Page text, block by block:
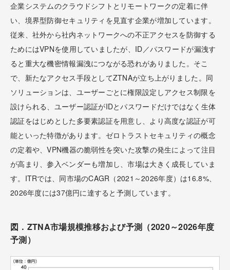
企業システムのクラウドシフトとリモートワークの定着に伴
い、境界型防御セキュリティを見直す企業が増加しています。
従来、社外から社内ネットワークへの不正アクセスを防御する
ためにはVPNを使用していましたが、ID／パスワードが漏洩す
ると重大な機密情報漏洩につながる恐れがありました。そこ
で、新たなアクセス手段としてZTNAが立ち上がりました。同
ソリューションは、ユーザーごとに権限設定しアクセス制限を
設けられる、ユーザー認証がIDとパスワードだけではなく生体
認証をはじめとした多要素認証を用意し、より高度な認証が可
能といった特徴があります。ゼロトラストセキュリティの概念
の定着や、VPN機器の脆弱性を突いた攻撃の発生によって注目
が高まり、参入ベンダーも増加し、市場は大きく成長していま
す。ITRでは、同市場のCAGR（2021～2026年度）は16.8%、
2026年度には37億円に達すると予測しています。
図．ZTNA市場規模推移および予測（2020～2026年度
予測）